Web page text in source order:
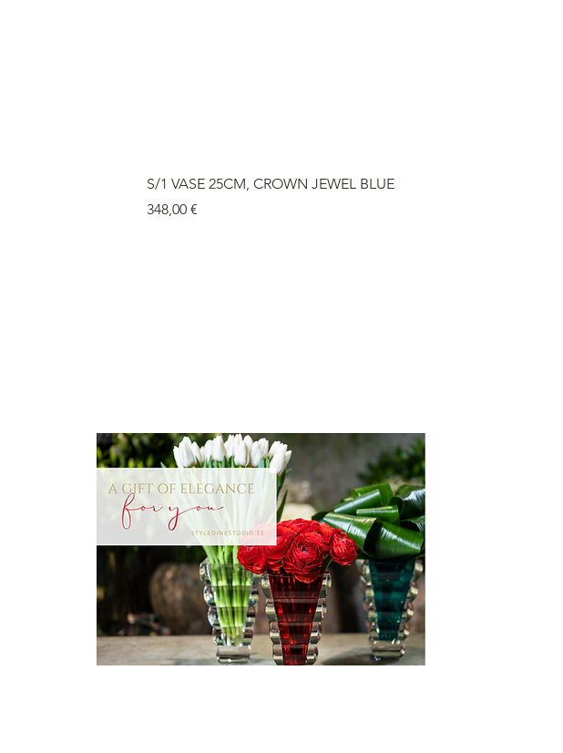
S/1 VASE 25CM, CROWN JEWEL BLUE
Price
348,00 €